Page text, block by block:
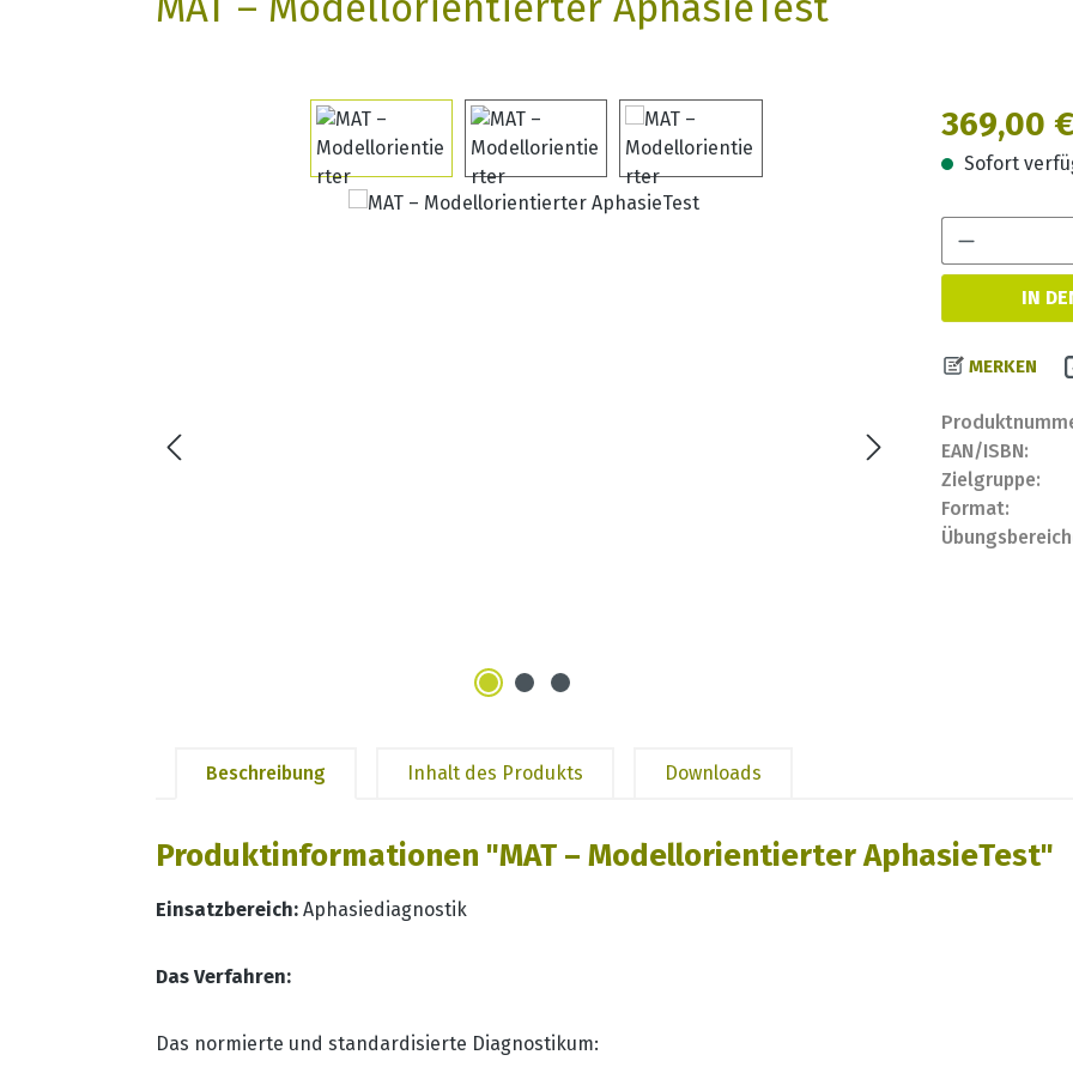
Bildergalerie überspringen Regulärer Preis:
369,00 €
Sofort
IN
MERKEN
EAN/ISBN:
Zielgruppe:
Format:
Beschreibung Inhalt des Produkts Downloads
Produktinformationen "MAT – Modellorientierter AphasieTest"
Einsatzbereich: Aphasiediagnostik
Das Verfahren:
Das normierte und standardisierte Diagnostikum: